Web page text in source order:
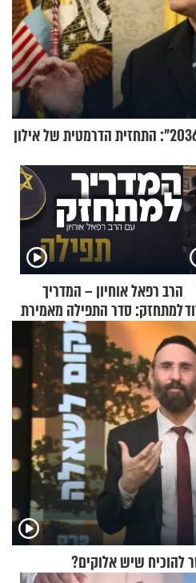
"לכסף לא תהיה משמעות ב-2036": התחזית הדרמטית של אילון
הרב רפאל אוחיון – המדריך
למתחזק: סדר התפילה מאמירת
הקורבנות ועד קריאת שמע
להוכיח שיש אלוקים?